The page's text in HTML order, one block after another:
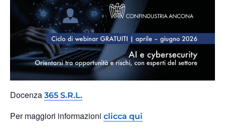
Docenza 365 S.R.L.
Per maggiori informazioni clicca qui